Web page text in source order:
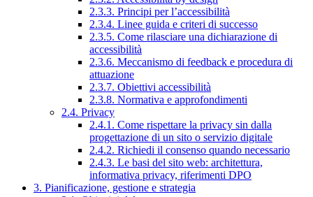
2.3.3. Principi per l’accessibilità
2.3.4. Linee guida e criteri di successo
2.3.5. Come rilasciare una dichiarazione di
accessibilità
2.3.6. Meccanismo di feedback e procedura di
attuazione
2.3.7. Obiettivi accessibilità
2.3.8. Normativa e approfondimenti
2.4. Privacy
2.4.1. Come rispettare la privacy sin dalla
progettazione di un sito o servizio digitale
2.4.2. Richiedi il consenso quando necessario
2.4.3. Le basi del sito web: architettura,
informativa privacy, riferimenti DPO
3. Pianificazione, gestione e strategia